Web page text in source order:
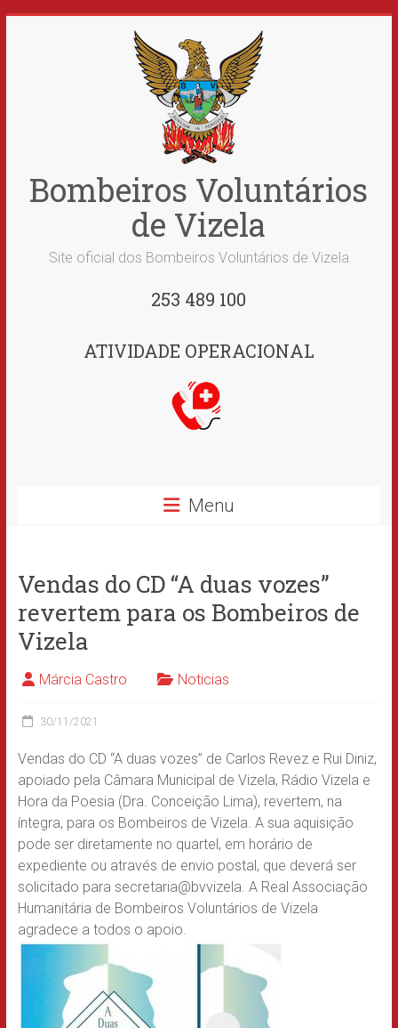
Bombeiros Voluntários
de Vizela
Site oficial dos Bombeiros Voluntários de Vizela
253 489 100
ATIVIDADE OPERACIONAL
Menu
Vendas do CD “A duas vozes”
revertem para os Bombeiros de
Vizela
Márcia Castro Noticias
30/11/2021
Vendas do CD “A duas vozes” de Carlos Revez e Rui Diniz,
apoiado pela Câmara Municipal de Vizela, Rádio Vizela e
Hora da Poesia (Dra. Conceição Lima), revertem, na
íntegra, para os Bombeiros de Vizela. A sua aquisição
pode ser diretamente no quartel, em horário de
expediente ou através de envio postal, que deverá ser
solicitado para secretaria@bvvizela. A Real Associação
Humanitária de Bombeiros Voluntários de Vizela
agradece a todos o apoio.